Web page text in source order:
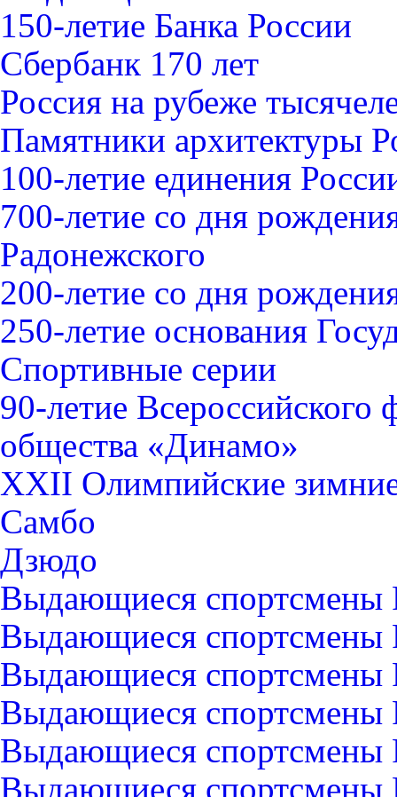
150-летие Банка России
Сбербанк 170 лет
Россия на рубеже
Памятники архитектуры
100-летие единения
700-летие со дня
Радонежского
200-летие со дня
250-летие основания
Спортивные серии
90-летие Всероссийского
общества «Динамо»
XXII Олимпийские
Самбо
Дзюдо
Выдающиеся спортсмены
Выдающиеся спортсмены
Выдающиеся
Выдающиеся спортсмены
Выдающиеся спортсмены
Выдающиеся спортсмены